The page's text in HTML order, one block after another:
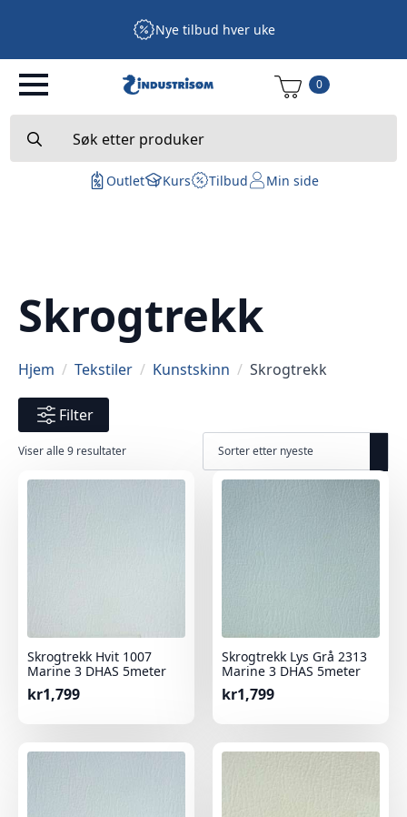
Nye tilbud hver uke
0
for:
Outlet Kurs Tilbud Min side
Skrogtrekk
Hjem Tekstiler Kunstskinn Skrogtrekk
Filter
Viser alle 9 resultaterSortert
nyeste
Skrogtrekk Hvit 1007
Marine 3 DHAS 5meter
kr1,799
Skrogtrekk Lys Grå 2313
Marine 3 DHAS 5meter
kr1,799